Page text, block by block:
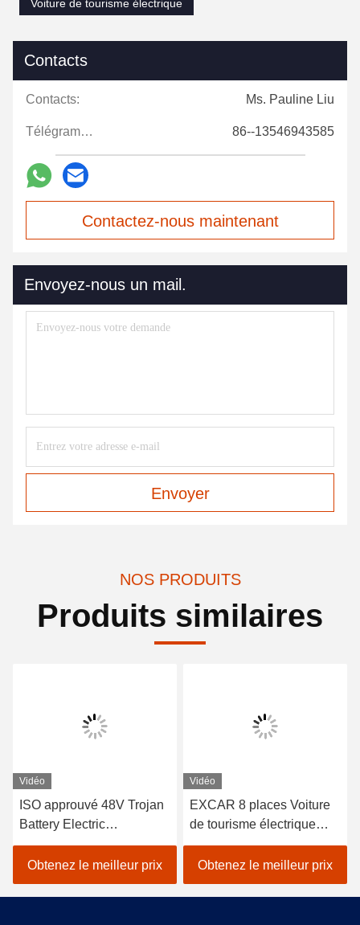
Voiture de tourisme électrique
Contacts
Contacts: Ms. Pauline Liu
Télégramme: 86--13546943585
Contactez-nous maintenant
Envoyez-nous un mail.
Envoyer
NOS PRODUITS
Produits similaires
Vidéo
ISO approuvé 48V Trojan
Battery Electric
Sightseeing Passenger
Car avec contrôleur Curtis
pour un fonctionnement
économe en énergie dans
Obtenez le meilleur prix
Vidéo
EXCAR 8 places Voiture
de tourisme électrique
blanche touristique avec
chargeur 17AH, adapté
aux zones urbaines et de
villégiature
Obtenez le meilleur prix